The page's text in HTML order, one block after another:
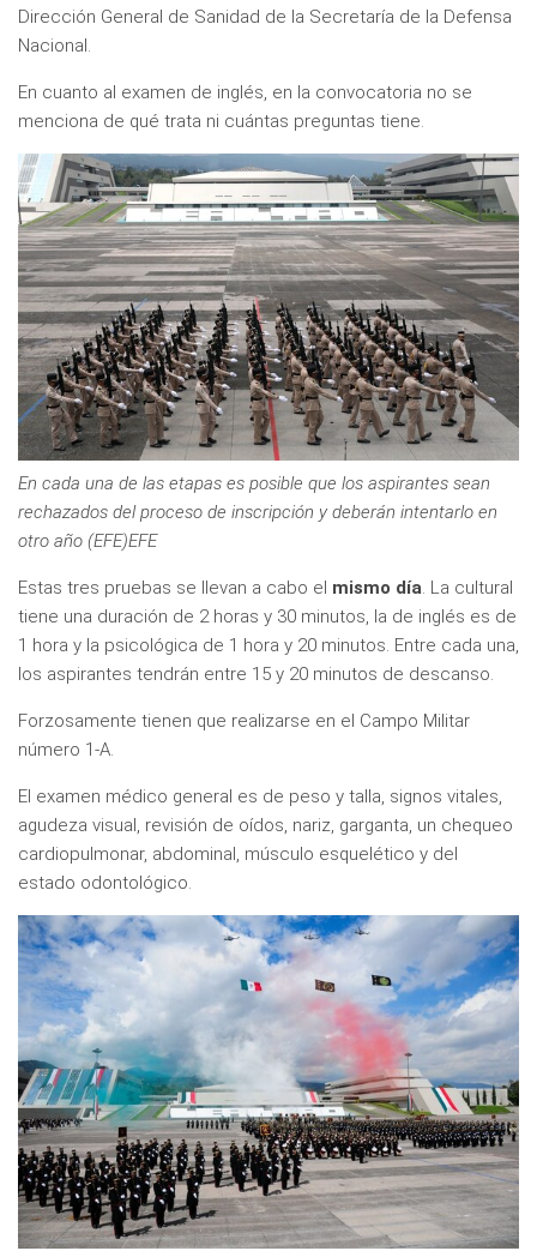
Dirección General de Sanidad de la Secretaría de la Defensa
Nacional.
En cuanto al examen de inglés, en la convocatoria no se
menciona de qué trata ni cuántas preguntas tiene.
En cada una de las etapas es posible que los aspirantes sean
rechazados del proceso de inscripción y deberán intentarlo en
otro año (EFE)EFE
Estas tres pruebas se llevan a cabo el mismo día . La cultural
tiene una duración de 2 horas y 30 minutos, la de inglés es de
1 hora y la psicológica de 1 hora y 20 minutos. Entre cada una,
los aspirantes tendrán entre 15 y 20 minutos de descanso.
Forzosamente tienen que realizarse en el Campo Militar
número 1-A.
El examen médico general es de peso y talla, signos vitales,
agudeza visual, revisión de oídos, nariz, garganta, un chequeo
cardiopulmonar, abdominal, músculo esquelético y del
estado odontológico.